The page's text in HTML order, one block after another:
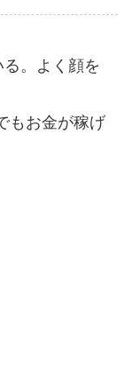
る。よく顔を
もお金が稼げ